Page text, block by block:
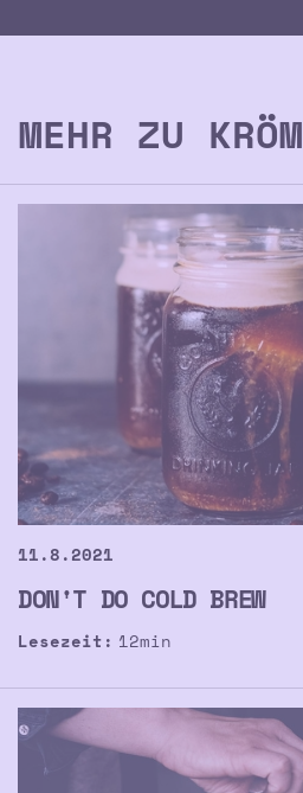
MEHR ZU KRÖM
11.8.2021
DON'T DO COLD BREW
Lesezeit: 12min